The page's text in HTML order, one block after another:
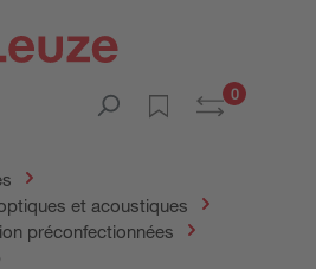
0
et acoustiques
préconfectionnées